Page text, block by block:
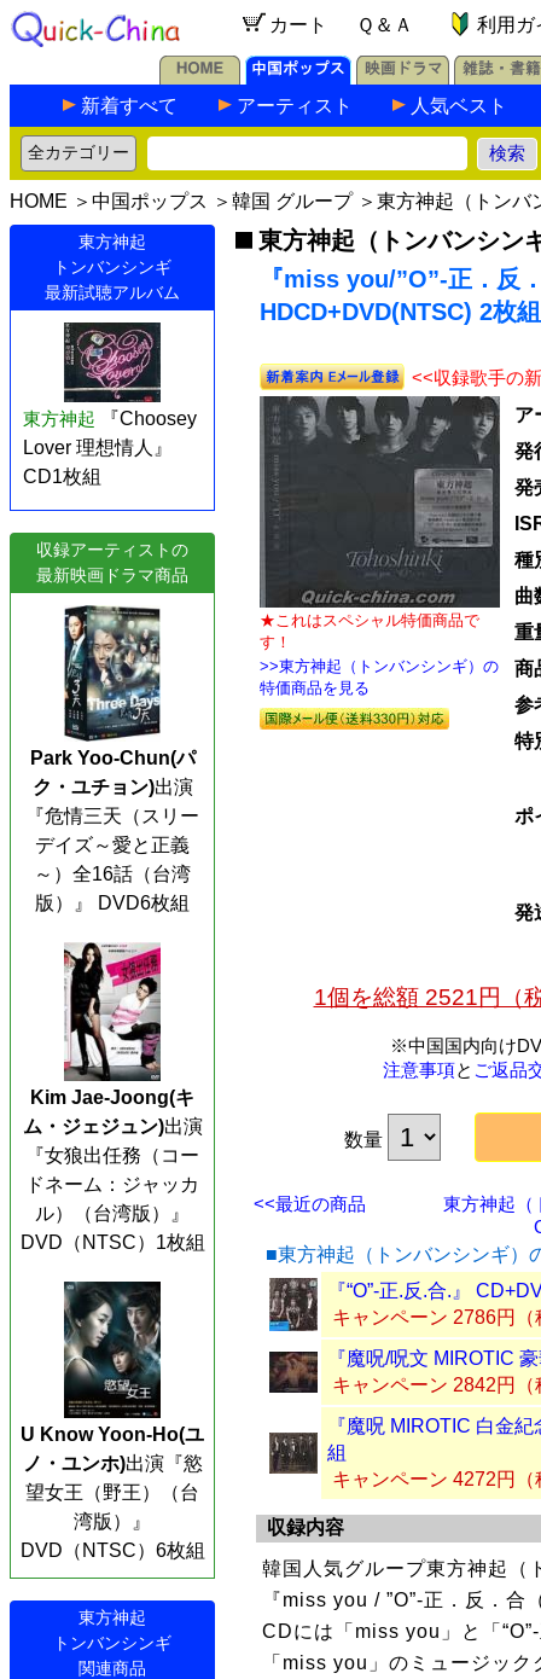
カート Ｑ＆Ａ 利用ガ
新着すべて アーティスト 人気ベスト
HOME ＞ 中国ポップス ＞ 韓国 グループ＞ 東方神起（トンバ
東方神起
トンバンシンギ
最新試聴アルバム
東方神起
『Choosey
Lover 理想情人』
CD1枚組
収録アーティストの
最新映画ドラマ商品
Park Yoo-Chun(パ
ク・ユチョン)出演
『危情三天（スリー
デイズ～愛と正義
～）全16話（台湾
版）』 DVD6枚組
Kim Jae-Joong(キ
ム・ジェジュン)出演
『女狼出任務（コー
ドネーム：ジャッカ
ル）（台湾版）』
DVD（NTSC）1枚組
U Know Yoon-Ho(ユ
ノ・ユンホ)出演『慾
望女王（野王）（台
湾版）』
DVD（NTSC）6枚組
東方神起
トンバンシンギ
関連商品
東方神起（トンバンシン
『miss you/”O”-正．反
HDCD+DVD(NTSC) 2枚組
<<収録歌手の
★これはスペシャル特価商品で
す！
>>東方神起（トンバンシンギ）の
特価商品を見る
ア
発
発
種
曲
重
商
参
特
ポ
発
1個を総額 2521円（
※中国国内向け
注意事項と ご返品
数量
<<最近の商品
東方神起（
■東方神起（トンバンシンギ）
『“O”-正.反.合.』
キャンペーン 2786円（
『魔呪/呪文 MIROTIC
キャンペーン 2842円（
『魔呪 MIROTIC 白金
組
キャンペーン 4272円（
収録内容
韓国人気グループ東方神起（
『miss you / ”O”-正．反．
CDには「miss you」と「
「miss you」のミュージッ